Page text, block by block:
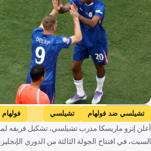
Getty Images
تشيلسي ضد فولهام تشيلسي
فولهام
الدوري الإنجليزي الممتاز
إنجلترا كرة قدم
أعلن إنزو ماريسكا مدرب تشيلسي، تشكيل فريقه
السبت، في افتتاح الجولة الثالثة من الدوري